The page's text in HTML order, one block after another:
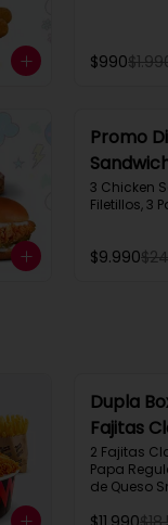
$990
Promo
3 Chicken
Filetillos, 3
$9.990
Dupla
Fajitas
2 Fajitas
Papa
de Queso